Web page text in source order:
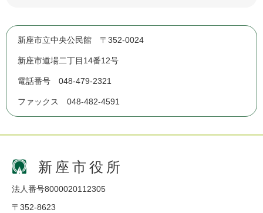
新座市立中央公民館 〒352-0024
新座市道場二丁目14番12号
電話番号 048-479-2321
ファックス 048-482-4591
新座市役所
法人番号8000020112305
〒352-8623